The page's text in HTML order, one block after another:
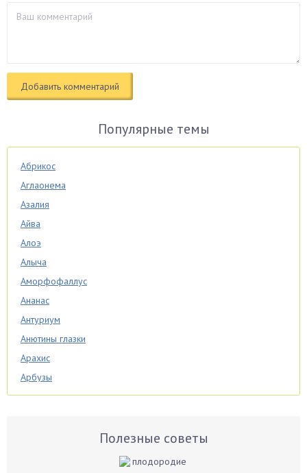
Популярные темы
Абрикос
Аглаонема
Азалия
Айва
Алоэ
Алыча
Аморфофаллус
Ананас
Антуриум
Анютины глазки
Арахис
Арбузы
Аспарагус
Полезные советы